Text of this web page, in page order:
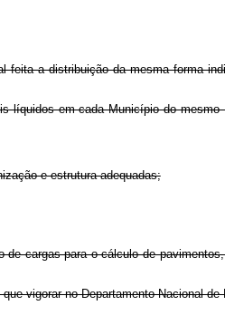
a distribuição da mesma forma
em cada Município do mesmo
e estrutura adequadas;
cargas para o cálculo de
vigorar no Departamento Nacional de